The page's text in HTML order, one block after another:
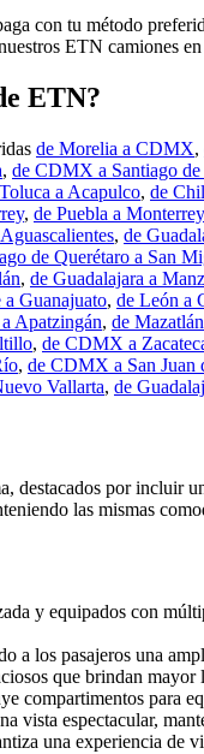
con tu método
ETN camiones
ETN?
de Morelia a CDMX,
, de CDMX a Santiago de
a Acapulco, de
, de Puebla a Monterrey
, de
de Querétaro a San
, de Guadalajara a
Guanajuato, de León a
Apatzingán, de
, de CDMX a
, de CDMX a San Juan
Vallarta, de
destacados por incluir
las mismas
y equipados con
a los pasajeros una
que brindan
compartimentos para
vista espectacular,
una experiencia